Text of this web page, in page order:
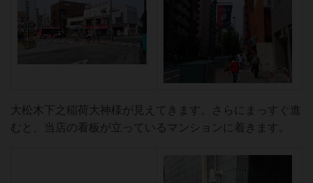
大松木下之稲荷大神様が見えてきます。さらにまっすぐ進
むと、当店の看板が立っているマンションに着きます。